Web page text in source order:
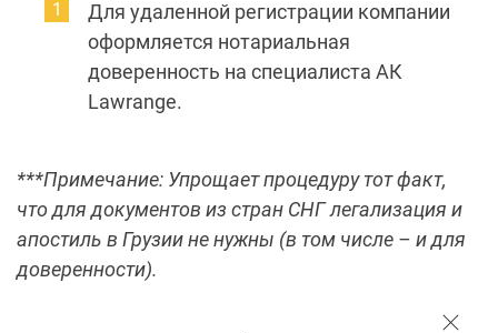
Для удаленной регистрации компании
оформляется нотариальная
доверенность на специалиста АК
Lawrange.
***Примечание: Упрощает процедуру тот факт,
что для документов из стран СНГ легализация и
апостиль в Грузии не нужны (в том числе – и для
доверенности).